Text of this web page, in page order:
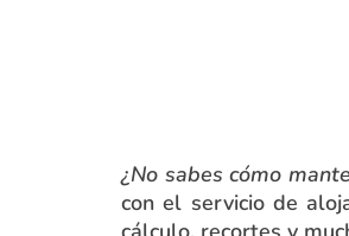
¿No sabes cómo
con el servicio de